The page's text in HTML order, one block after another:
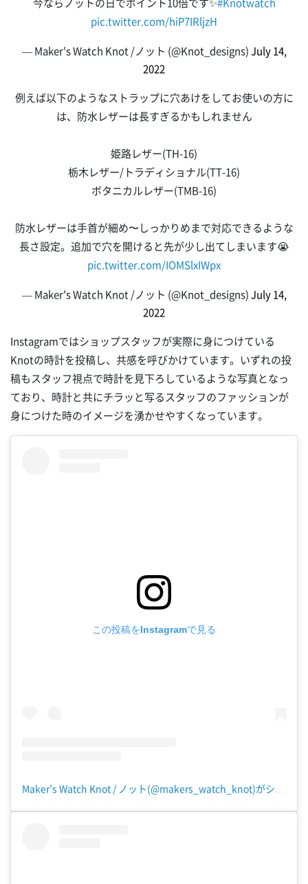
今ならノットの日でポイント10倍です✨#Knotwatch
pic.twitter.com/hiP7IRljzH
— Maker's Watch Knot /ノット (@Knot_designs)July 14,
2022
例えば以下のようなストラップに穴あけをしてお使いの方に
は、防水レザーは長すぎるかもしれません
姫路レザー(TH-16)
栃木レザー/トラディショナル(TT-16)
ボタニカルレザー(TMB-16)
防水レザーは手首が細め〜しっかりめまで対応できるような
長さ設定。追加で穴を開けると先が少し出てしまいます😭
pic.twitter.com/IOMSlxIWpx
— Maker's Watch Knot /ノット (@Knot_designs)July 14,
2022
Instagramではショップスタッフが実際に身につけている
Knotの時計を投稿し、共感を呼びかけています。いずれの投
稿もスタッフ視点で時計を見下ろしているような写真となっ
ており、時計と共にチラッと写るスタッフのファッションが
身につけた時のイメージを湧かせやすくなっています。
この投稿をInstagramで見る